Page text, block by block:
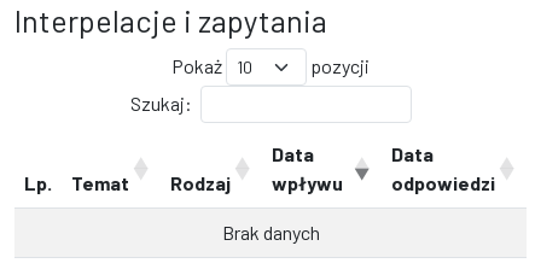
Interpelacje i zapytania
Pokaż
pozycji
Szukaj:
Lp. Temat Rodzaj
Data
wpływu
Data
odpowiedzi
Brak danych